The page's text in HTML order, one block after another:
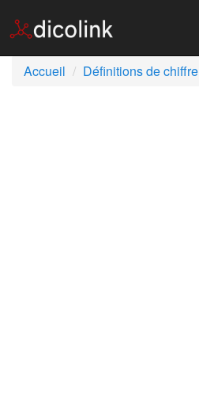
Accueil
Définitions de chiffre